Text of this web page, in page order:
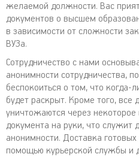
желаемой должности. Вас
документов о высшем
в зависимости от сложности
ВУЗа.
Сотрудничество с нами
анонимности сотрудничества,
беспокоиться о том, что когда-
будет раскрыт. Кроме того, все
уничтожаются через некоторое
документа на руки, что служит
анонимности. Доставка
помощью курьерской службы и